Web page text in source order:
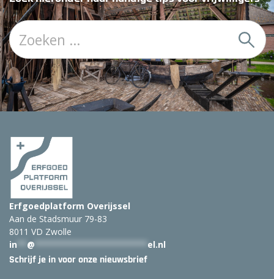
Z
o
e
k
:
Erfgoedplatform Overijssel
Aan de Stadsmuur 79-83
8011 VD Zwolle
in
@ el.nl
Schrijf je in voor onze nieuwsbrief